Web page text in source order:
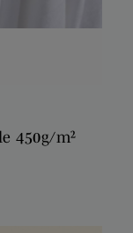
450g/m²